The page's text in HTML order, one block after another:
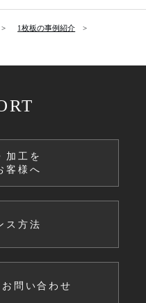
1枚板の事例紹介
加工を
客様へ
ス方法
問い合わせ